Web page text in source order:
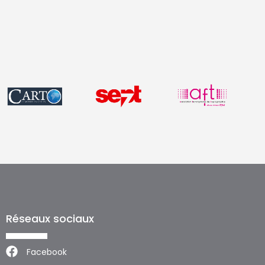
Réseaux sociaux
Facebook